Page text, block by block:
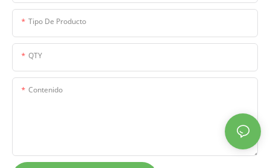
Tipo De Producto
QTY
Contenido